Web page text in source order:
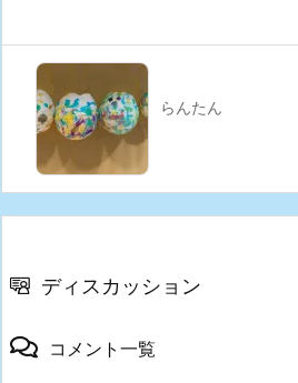
らんたん
ディスカッション
コメント一覧